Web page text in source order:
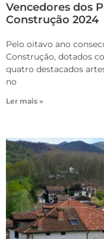
Vencedores dos
Construção 2024
Pelo oitavo ano
Construção, dotados
quatro destacados
no
Ler mais »